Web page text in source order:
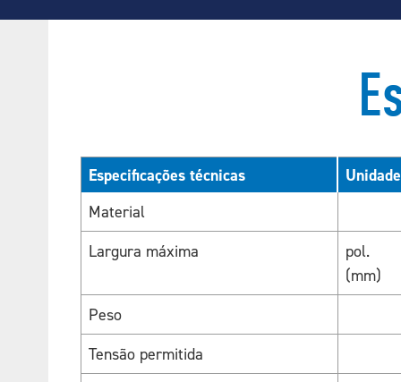
Especificações técnicas Unidade
Material
Largura máxima
pol.
(mm)
Peso
Tensão permitida